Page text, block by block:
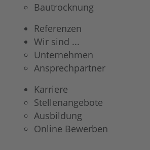
Bautrocknung
Referenzen
Wir sind ...
Unternehmen
Ansprechpartner
Karriere
Stellenangebote
Ausbildung
Online Bewerben